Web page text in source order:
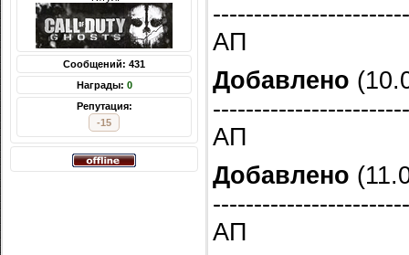
Сообщений: 431
Награды: 0
Репутация:
-15
АП
Добавлено
АП
Добавлено
АП